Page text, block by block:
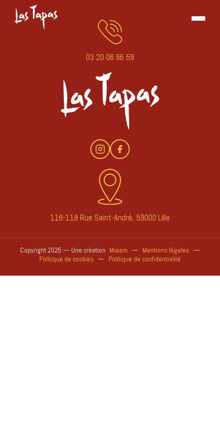
03 20 06 96 59
116-118 Rue Saint-André, 59000 Lille
Copyright 2025 — Une création Miaam — Mentions légales —
Politique de cookies — Politique de confidentialité